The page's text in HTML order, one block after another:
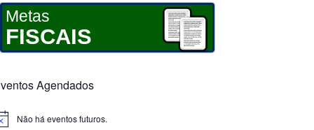
Metas
FISCAIS
Agendados
Não há eventos futuros.